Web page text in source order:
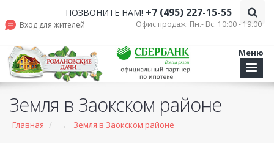
Офис продаж: Пн.- Вс. 10:00 - 19.00
Вход для жителей
ПОЗВОНИТЕ НАМ! +7 (495) 227-15-55
Меню
Земля в Заокском районе
Главная → Земля в Заокском районе